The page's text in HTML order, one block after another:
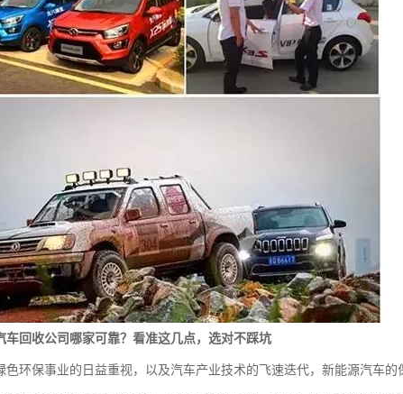
车回收公司哪家可靠？看准这几点，选对不踩坑
色环保事业的日益重视，以及汽车产业技术的飞速迭代，新能源汽车